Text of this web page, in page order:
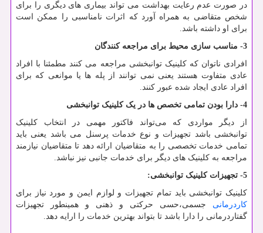
در صورت عدم رعایت بهداشت می تواند بیماری های دیگری را برای
شخص متقاضی به همراه آورد که اثرات نامناسبی را ممکن است
برای او داشته باشد.
3- مناسب سازی محیط برای مراجعه کنندگان
افرادی ناتوان که کلینیک توانبخشی مراجعه می کنند مطمئنا با افراد
عادی متفاوت هستند یعنی نمی توانند از پله ها یا موانعی که برای
افراد عادی ایجاد شده عبور کنند.
4- دارا بودن تمامی تخصص ها در یک کلینیک توانبخشی
از دیگر مواردی که می‌تواند فاکتور مهمی در انتخاب کلینیک
توانبخشی باشد تجهیزات و نوع خدمات پرسنل می باشد یعنی باید
تمامی خدمات تخصصی را به متقاضیان ارائه دهد تا متقاضیان نیازمند
مراجعه به کلینیک های دیگر برای خدمات جانبی نیز نباشد.
5- تجهیزات کلینیک توانبخشی:
کلینیک توانبخشی باید تمام تجهیزات و لوازم ایمن و مورد نیاز برای
کاردرمانی جسمی،حسی حرکتی و ذهنی و همینطور تجهیزات
گفتاردرمانی را دارا باشد تا بتواند بهترین خدمات را ارایه دهد.